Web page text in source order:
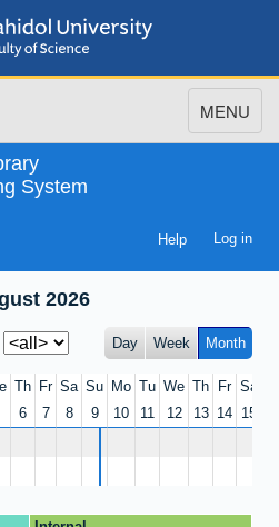
Toggle
navigation
MENU